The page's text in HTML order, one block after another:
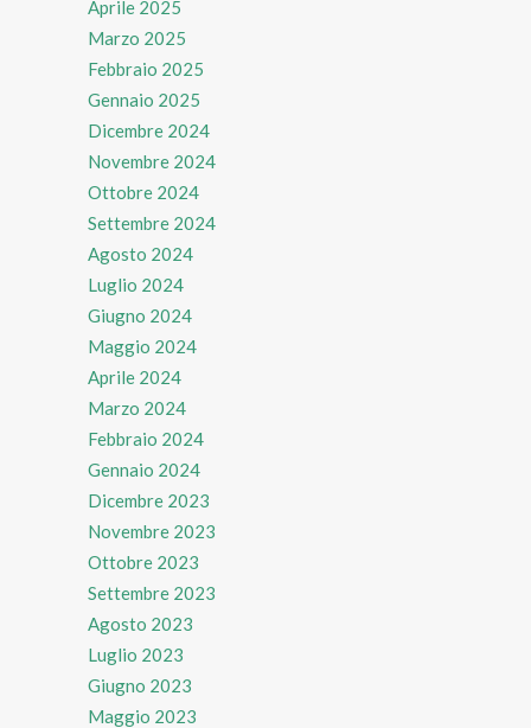
Aprile 2025
Marzo 2025
Febbraio 2025
Gennaio 2025
Dicembre 2024
Novembre 2024
Ottobre 2024
Settembre 2024
Agosto 2024
Luglio 2024
Giugno 2024
Maggio 2024
Aprile 2024
Marzo 2024
Febbraio 2024
Gennaio 2024
Dicembre 2023
Novembre 2023
Ottobre 2023
Settembre 2023
Agosto 2023
Luglio 2023
Giugno 2023
Maggio 2023